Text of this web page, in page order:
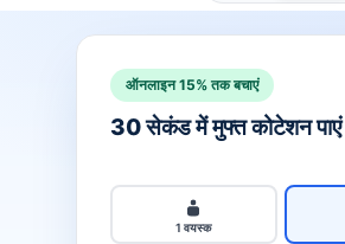
ऑनलाइन 15% तक बचाएं
30 सेकंड में मुफ्त कोटेशन पाएं
1 वयस्क